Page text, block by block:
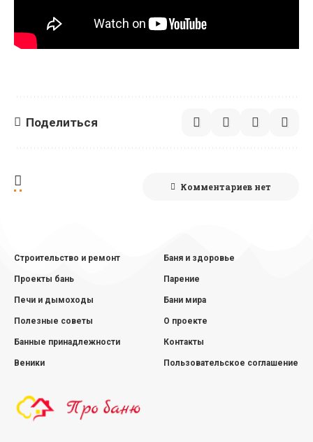
Поделиться
Комментариев нет
Строительство и ремонт
Проекты бань
Печи и дымоходы
Полезные советы
Банные принадлежности
Веники
Баня и здоровье
Парение
Бани мира
О проекте
Контакты
Пользовательское соглашение